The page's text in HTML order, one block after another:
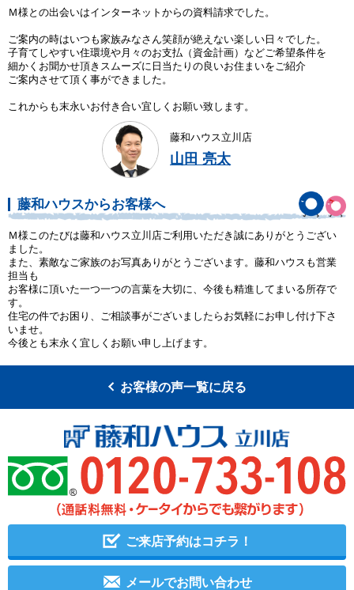
Ｍ様との出会いはインターネットからの資料請求でした。
ご案内の時はいつも家族みなさん笑顔が絶えない楽しい日々でした。
子育てしやすい住環境や月々のお支払（資金計画）などご希望条件を
細かくお聞かせ頂きスムーズに日当たりの良いお住まいをご紹介
ご案内させて頂く事ができました。
これからも末永いお付き合い宜しくお願い致します。
藤和ハウス立川店
山田 亮太
藤和ハウスからお客様へ
Ｍ様このたびは藤和ハウス立川店ご利用いただき誠にありがとうござい
ました。
また、素敵なご家族のお写真ありがとうございます。藤和ハウスも営業
担当も
お客様に頂いた一つ一つの言葉を大切に、今後も精進してまいる所存で
す。
住宅の件でお困り、ご相談事がございましたらお気軽にお申し付け下さ
いませ。
今後とも末永く宜しくお願い申し上げます。
お客様の声一覧に戻る
ご来店予約はコチラ！
メールでお問い合わせ